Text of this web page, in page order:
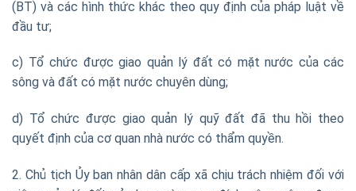
(BT) và các hình thức khác theo quy định của pháp luật về
đầu tư;
c) Tổ chức được giao quản lý đất có mặt nước của các
sông và đất có mặt nước chuyên dùng;
d) Tổ chức được giao quản lý quỹ đất đã thu hồi theo
quyết định của cơ quan nhà nước có thẩm quyền.
2. Chủ tịch Ủy ban nhân dân cấp xã chịu trách nhiệm đối với